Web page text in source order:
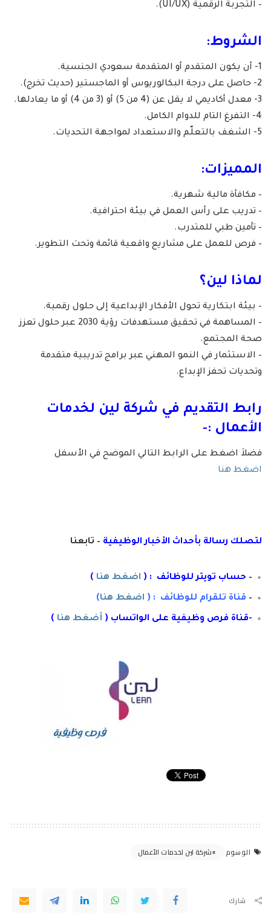
– التجربة الرقمية (UI/UX).
الشروط:
1- أن يكون المتقدم أو المتقدمة سعودي الجنسية.
2- حاصل على درجة البكالوريوس أو الماجستير (حديث تخرج).
3- معدل أكاديمي لا يقل عن (4 من 5) أو (3 من 4) أو ما يعادلها.
4- التفرغ التام للدوام الكامل.
5- الشغف بالتعلّم والاستعداد لمواجهة التحديات.
المميزات:
– مكافأة مالية شهرية.
– تدريب على رأس العمل في بيئة احترافية.
– تأمين طبي للمتدرب.
– فرص للعمل على مشاريع واقعية قائمة وتحت التطوير.
لماذا لين؟
– بيئة ابتكارية تحول الأفكار الإبداعية إلى حلول رقمية.
– المساهمة في تحقيق مستهدفات رؤية 2030 عبر حلول تعزز
صحة المجتمع.
– الاستثمار في النمو المهني عبر برامج تدريبية متقدمة
وتحديات تحفز الإبداع.
رابط التقديم في شركة لين لخدمات
الأعمال :-
فضلاَ اضغط على الرابط التالي الموضح في الأسفل
اضغط هنا
لتصلك رسالة بأحداث الأخبار الوظيفية – تابعنا
– حساب تويتر للوظائف : ( اضغط هنا )
– قناة تلقرام للوظائف : ( اضغط هنا)
-قناة فرص وظيفية على الواتساب ( أضغط هنا )
الوسوم شركة لين لخدمات الأعمال
شارك